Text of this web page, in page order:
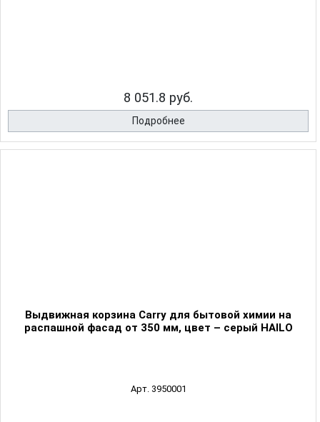
8 051.8 руб.
Подробнее
Выдвижная корзина Carry для бытовой химии на
распашной фасад от 350 мм, цвет – серый HAILO
Арт. 3950001